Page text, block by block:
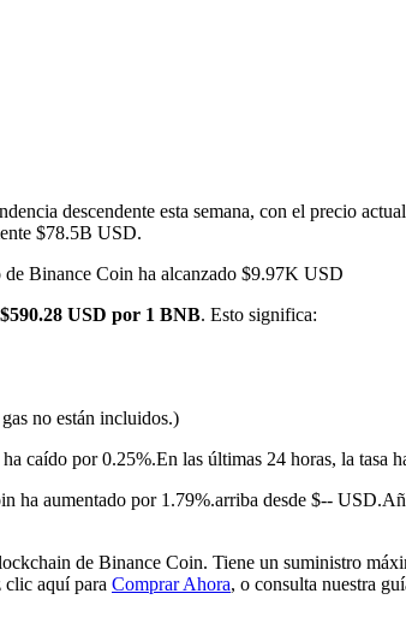
descendente esta semana, con el precio actual
$78.5B USD.
Binance Coin ha alcanzado $9.97K USD
$590.28 USD por 1 BNB. Esto significa:
no están incluidos.)
caído por 0.25%.En las últimas 24 horas, la tasa
ha aumentado por 1.79%.arriba desde $-- USD.
de Binance Coin. Tiene un suministro
clic aquí para Comprar Ahora, o consulta nuestra